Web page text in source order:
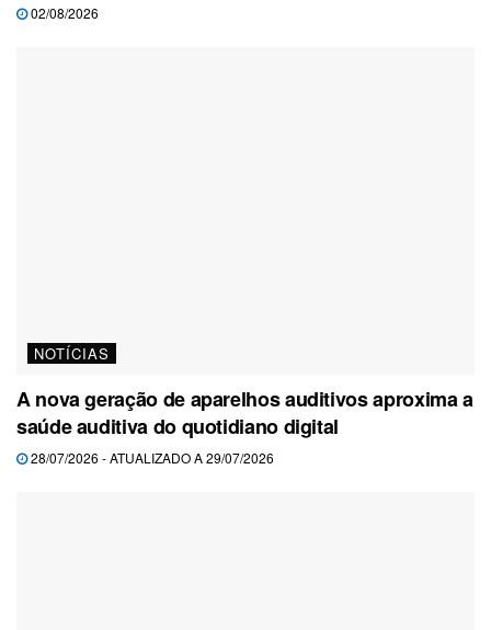
02/08/2026
NOTÍCIAS
A nova geração de aparelhos auditivos aproxima a
saúde auditiva do quotidiano digital
28/07/2026 - ATUALIZADO A 29/07/2026